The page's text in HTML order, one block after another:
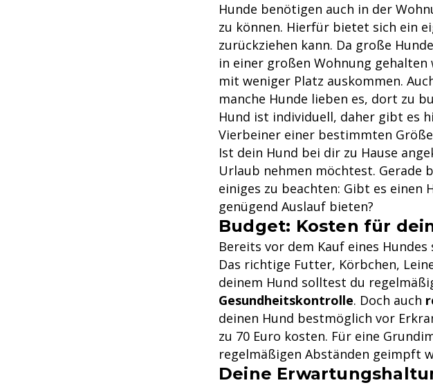
Hunde benötigen auch in der
zu können. Hierfür bietet sich ein
zurückziehen kann. Da große
in einer großen Wohnung gehalten
mit weniger Platz auskommen.
manche Hunde lieben es, dort zu
Hund ist individuell, daher gibt es
Vierbeiner einer bestimmten
Ist dein Hund bei dir zu Hause
Urlaub nehmen möchtest. Gerade
einiges zu beachten: Gibt es einen
genügend Auslauf bieten?
Budget: Kosten für
Bereits vor dem Kauf eines
Das richtige Futter, Körbchen,
deinem Hund solltest du
Gesundheitskontrolle. Doch auch
deinen Hund bestmöglich vor
zu 70 Euro kosten. Für eine
regelmäßigen Abständen geimpft
Deine